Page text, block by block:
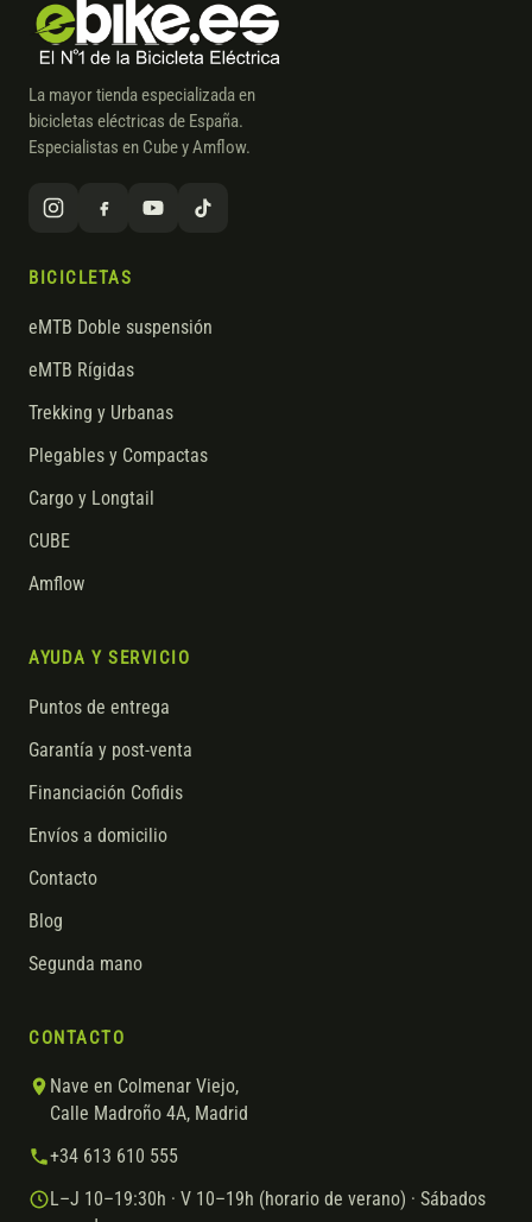
La mayor tienda especializada en
bicicletas eléctricas de España.
Especialistas en Cube y Amflow.
BICICLETAS
eMTB Doble suspensión
eMTB Rígidas
Trekking y Urbanas
Plegables y Compactas
Cargo y Longtail
CUBE
Amflow
AYUDA Y SERVICIO
Puntos de entrega
Garantía y post-venta
Financiación Cofidis
Envíos a domicilio
Contacto
Blog
Segunda mano
CONTACTO
Nave en Colmenar Viejo,
Calle Madroño 4A, Madrid
+34 613 610 555
L–J 10–19:30h · V 10–19h (horario de verano) · Sábados